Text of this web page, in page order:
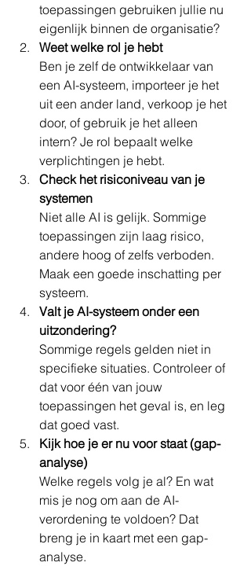
toepassingen gebruiken jullie nu
eigenlijk binnen de organisatie?
Weet welke rol je hebt
Ben je zelf de ontwikkelaar van
een AI-systeem, importeer je het
uit een ander land, verkoop je het
door, of gebruik je het alleen
intern? Je rol bepaalt welke
verplichtingen je hebt.
Check het risiconiveau van je
systemen
Niet alle AI is gelijk. Sommige
toepassingen zijn laag risico,
andere hoog of zelfs verboden.
Maak een goede inschatting per
systeem.
Valt je AI-systeem onder een
uitzondering?
Sommige regels gelden niet in
specifieke situaties. Controleer of
dat voor één van jouw
toepassingen het geval is, en leg
dat goed vast.
Kijk hoe je er nu voor staat (gap-
analyse)
Welke regels volg je al? En wat
mis je nog om aan de AI-
verordening te voldoen? Dat
breng je in kaart met een gap-
analyse.